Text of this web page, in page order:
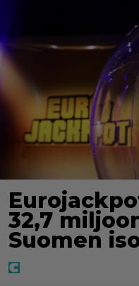
32,7
Suomen